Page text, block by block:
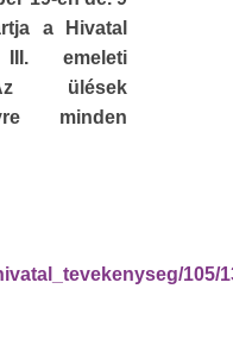
a Hivatal
emeleti
ülések
minden
105/